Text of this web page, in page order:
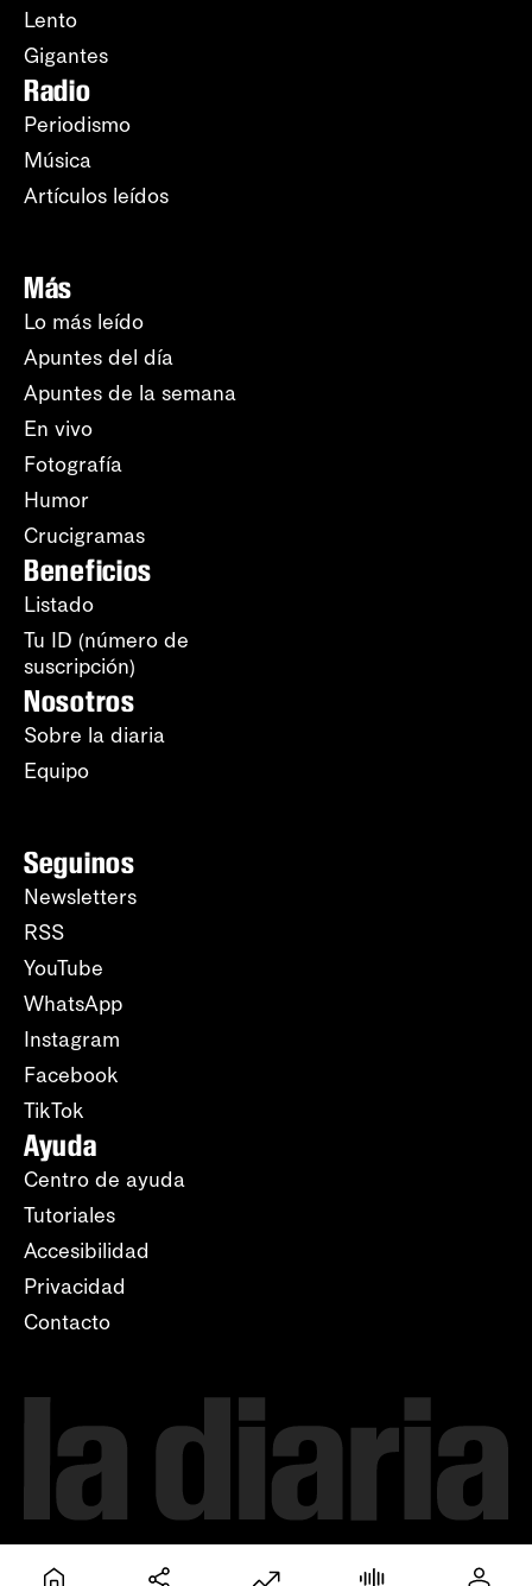
Lento
Gigantes
Radio
Periodismo
Música
Artículos leídos
Más
Lo más leído
Apuntes del día
Apuntes de la semana
En vivo
Fotografía
Humor
Crucigramas
Beneficios
Listado
Tu ID (número de
suscripción)
Nosotros
Sobre la diaria
Equipo
Seguinos
Newsletters
RSS
YouTube
WhatsApp
Instagram
Facebook
TikTok
Ayuda
Centro de ayuda
Tutoriales
Accesibilidad
Privacidad
Contacto